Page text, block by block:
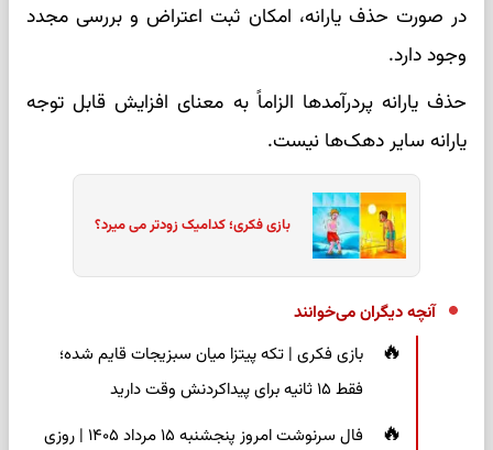
در صورت حذف یارانه، امکان ثبت اعتراض و بررسی مجدد
وجود دارد.
حذف یارانه پردرآمدها الزاماً به معنای افزایش قابل توجه
یارانه سایر دهک‌ها نیست.
بازی فکری؛ کدامیک زودتر می میرد؟
آنچه دیگران می‌خوانند
بازی فکری | تکه پیتزا میان سبزیجات قایم شده؛
فقط ۱۵ ثانیه برای پیداکردنش وقت دارید
فال سرنوشت امروز پنجشنبه ۱۵ مرداد ۱۴۰۵ | روزی